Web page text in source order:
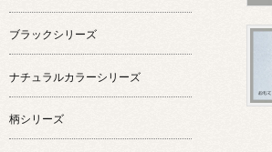
ブラックシリーズ
ナチュラルカラーシリーズ
柄シリーズ